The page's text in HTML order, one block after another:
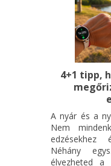
4+1 tipp,
A nyár és a
Nem
edzésekhez
Néhány
élvezheted a